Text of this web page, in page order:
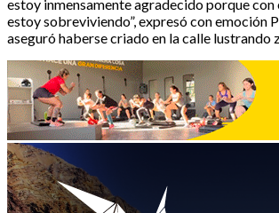
estoy inmensamente agradecido porque
estoy sobreviviendo”, expresó con emoción
aseguró haberse criado en la calle lustrando